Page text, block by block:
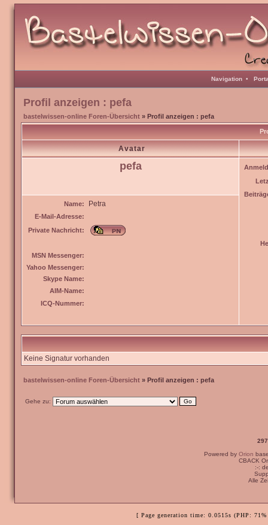
Navigation •
Profil anzeigen : pefa
bastelwissen-online Foren-Übersicht » Profil anzeigen : pefa
Avatar
pefa
Name: Petra
E-Mail-Adresse:
Private Nachricht:
MSN Messenger:
Yahoo Messenger:
Skype Name:
AIM-Name:
ICQ-Nummer:
Keine Signatur vorhanden
bastelwissen-online Foren-Übersicht » Profil anzeigen : pefa
Gehe zu:
Powered by Orion
CBACK
:-:
Alle
[ Page generation time: 0.0515s (PHP: